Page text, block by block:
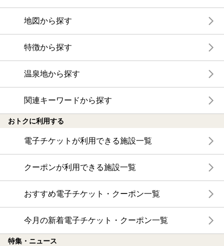
地図から探す
特徴から探す
温泉地から探す
関連キーワードから探す
おトクに利用する
電子チケットが利用できる施設一覧
クーポンが利用できる施設一覧
おすすめ電子チケット・クーポン一覧
今月の新着電子チケット・クーポン一覧
特集・ニュース